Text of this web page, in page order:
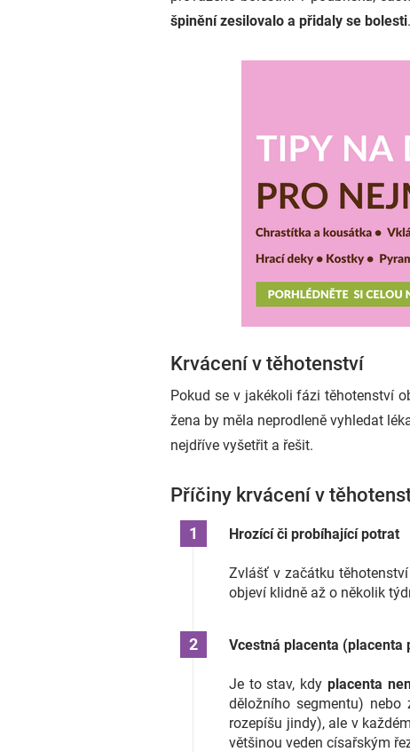
špinění zesilovalo a přidaly se bolesti.
Krvácení v těhotenství
Pokud se v jakékoli fázi těhotenství
žena by měla neprodleně vyhledat
nejdříve vyšetřit a řešit.
Příčiny krvácení v
Hrozící či probíhající potrat
Zvlášť v začátku
objeví klidně až o několik
Vcestná placenta (placenta
Je to stav, kdy placenta
děložního segmentu)
rozepíšu jindy), ale v
většinou veden císařským